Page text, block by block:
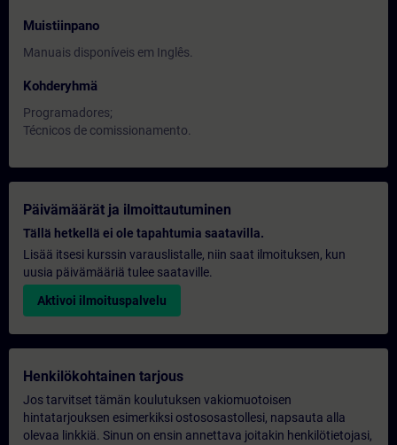
Muistiinpano
Manuais disponíveis em Inglês.
Kohderyhmä
Programadores;
Técnicos de comissionamento.
Päivämäärät ja ilmoittautuminen
Tällä hetkellä ei ole tapahtumia saatavilla.
Lisää itsesi kurssin varauslistalle, niin saat ilmoituksen, kun
uusia päivämääriä tulee saataville.
Aktivoi ilmoituspalvelu
Henkilökohtainen tarjous
Jos tarvitset tämän koulutuksen vakiomuotoisen
hintatarjouksen esimerkiksi ostososastollesi, napsauta alla
olevaa linkkiä. Sinun on ensin annettava joitakin henkilötietojasi,